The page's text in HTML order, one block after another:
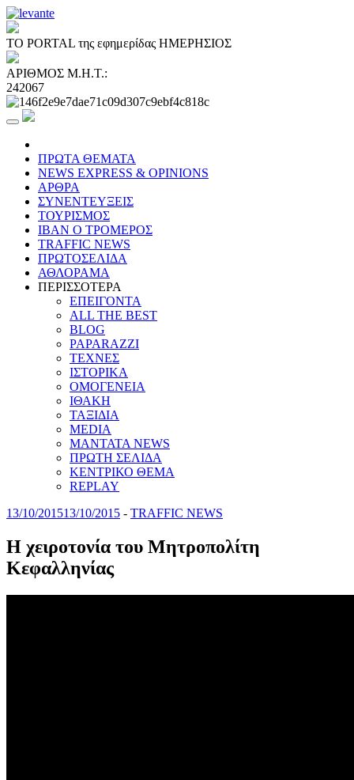
ΤΟ PORTAL της εφημερίδας ΗΜΕΡΗΣΙΟΣ
ΑΡΙΘΜΟΣ Μ.Η.Τ.:
242067
ΠΡΩΤΑ ΘΕΜΑΤΑ
NEWS EXPRESS & OPINIONS
ΑΡΘΡΑ
ΣΥΝΕΝΤΕΥΞΕΙΣ
ΤΟΥΡΙΣΜΟΣ
ΙΒΑΝ Ο ΤΡΟΜΕΡΟΣ
TRAFFIC NEWS
ΠΡΩΤΟΣΕΛΙΔΑ
ΑΘΛΟΡΑΜΑ
ΠΕΡΙΣΣΟΤΕΡΑ
ΕΠΕΙΓΟΝΤΑ
ALL THE BEST
BLOG
PAPARAZZI
ΤΕΧΝΕΣ
ΙΣΤΟΡΙΚΑ
ΟΜΟΓΕΝΕΙΑ
ΙΘΑΚΗ
ΤΑΞΙΔΙΑ
MEDIA
MANTATA NEWS
ΠΡΩΤΗ ΣΕΛΙΔΑ
ΚΕΝΤΡΙΚΟ ΘΕΜΑ
REPLAY
13/10/201513/10/2015 - TRAFFIC NEWS
Η χειροτονία του Μητροπολίτη
Κεφαλληνίας